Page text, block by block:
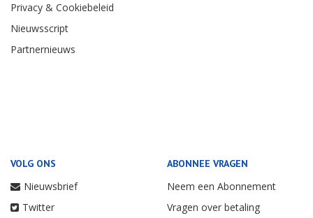
Privacy & Cookiebeleid
Nieuwsscript
Partnernieuws
VOLG ONS
Nieuwsbrief
Twitter
ABONNEE VRAGEN
Neem een Abonnement
Vragen over betaling